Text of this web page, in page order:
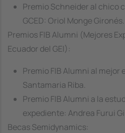
Premio Schneider al chico
GCED: Oriol Monge Gironés.
Premios FIB Alumni (Mejores
Ecuador del GEI):
Premio FIB Alumni al mejor
Santamaria Riba.
Premio FIB Alumni a la
expediente: Andrea Furui
Becas Semidynamics: